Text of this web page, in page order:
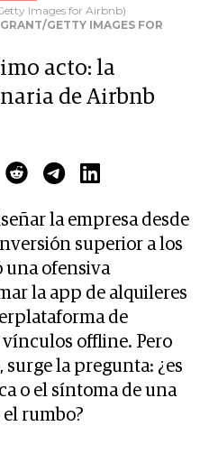
Images for Airbnb)
GETTY IMAGES FOR
acto: la
de Airbnb
la empresa desde
superior a los
una ofensiva
la app de alquileres
de
offline. Pero
la pregunta: ¿es
o el síntoma de una
rumbo?